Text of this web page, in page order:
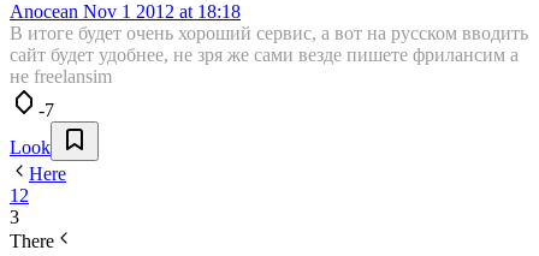
Anocean Nov 1 2012 at 18:18
В итоге будет очень хороший сервис, а вот на русском вводить
сайт будет удобнее, не зря же сами везде пишете фрилансим а
не freelansim
-7
Look
Here
1 2
3
There